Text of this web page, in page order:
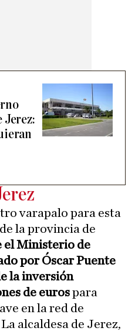
Jerez:
varapalo para esta
la provincia de
el Ministerio de
por Óscar Puente
la inversión
de eurospara
en la red de
alcaldesa de Jerez,